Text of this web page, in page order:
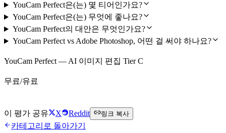
YouCam Perfect은(는) 몇 티어인가요?
YouCam Perfect은(는) 무엇에 좋나요?
YouCam Perfect의 대안은 무엇인가요?
YouCam Perfect vs Adobe Photoshop, 어떤 걸 써야 하나요?
YouCam Perfect — AI 이미지 편집 Tier C
무료/유료
이 평가 공유 X Reddit 링크 복사
카테고리로 돌아가기